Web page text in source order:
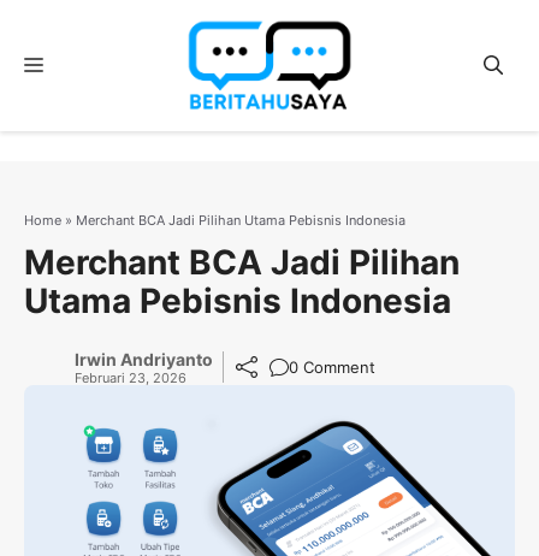
Menu
Home » Merchant BCA Jadi Pilihan Utama Pebisnis Indonesia
Merchant BCA Jadi Pilihan
Utama Pebisnis Indonesia
Irwin Andriyanto
Februari 23, 2026
0 Comment